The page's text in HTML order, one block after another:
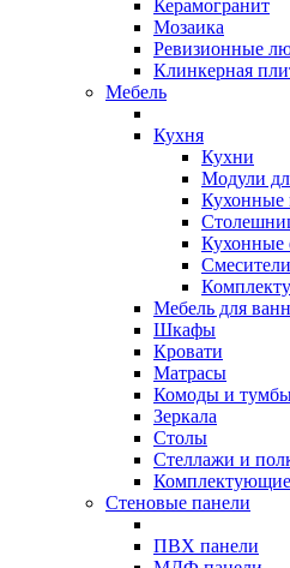
Керамогранит
Мозаика
Ревизионные
Клинкерная
Мебель
Кухня
Кухни
Модули
Кухонные
Кухонные
Мебель для
Шкафы
Кровати
Матрасы
Комоды и
Зеркала
Столы
Стеллажи и
Стеновые панели
ПВХ панели